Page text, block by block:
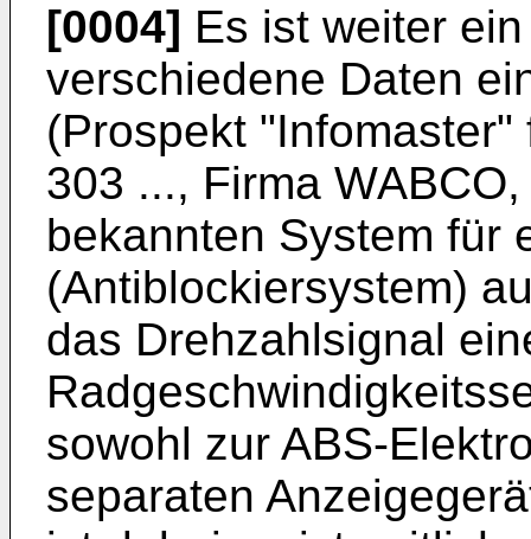
[0004] Es ist weiter
verschiedene Daten
(Prospekt
303 ..., Firma
bekannten System für
(Antiblockiersystem)
das Drehzahlsignal
sowohl zur ABS-
separaten